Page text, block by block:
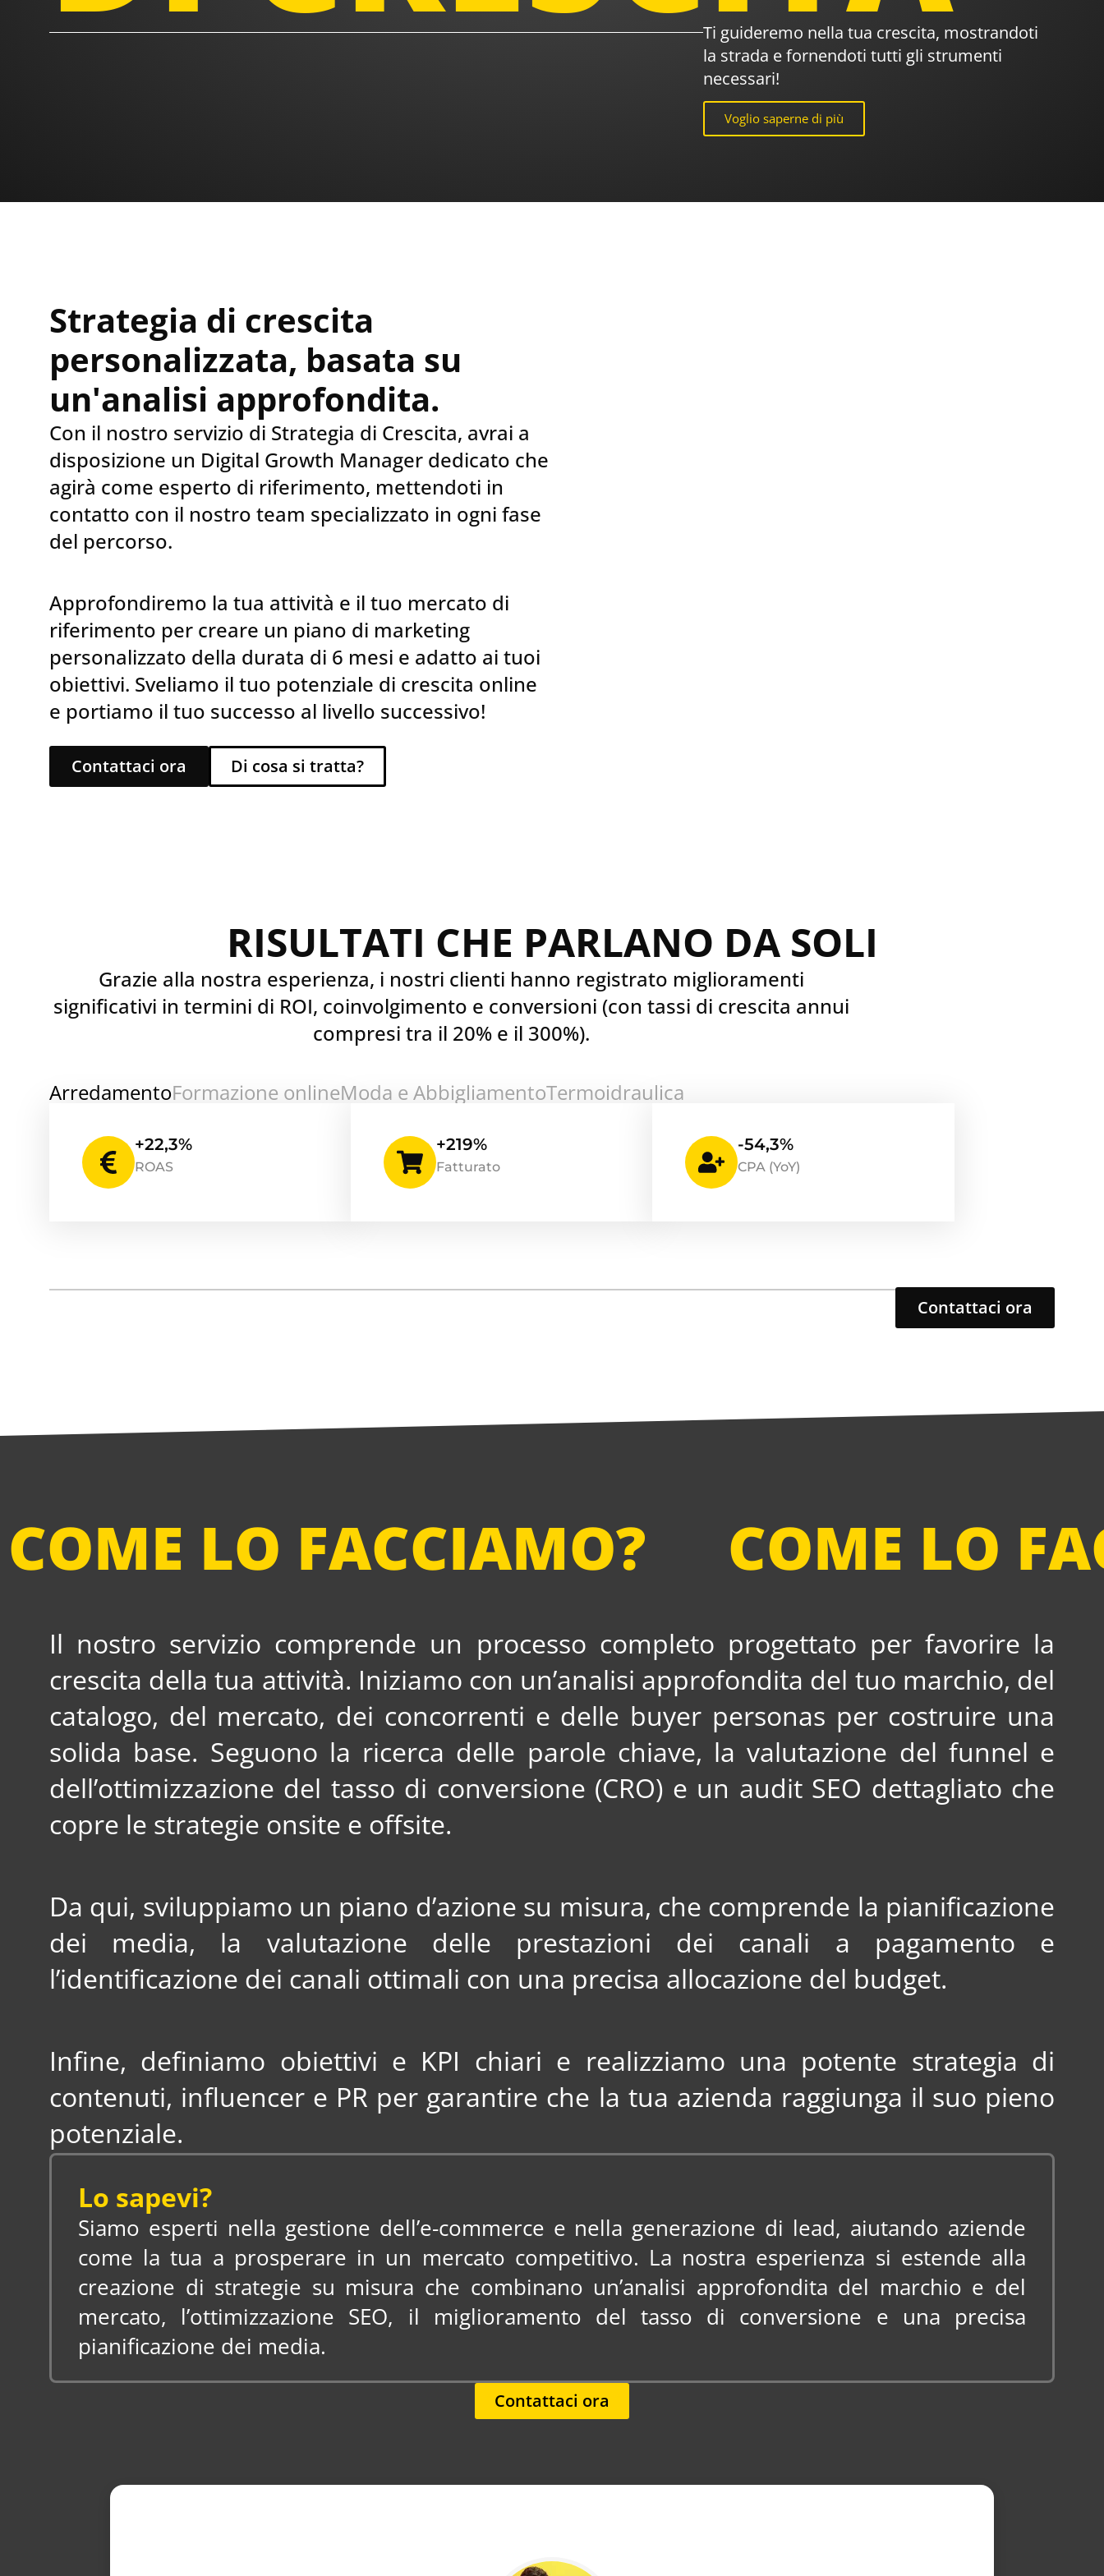
Ti guideremo nella tua crescita, mostrandoti
la strada e fornendoti tutti gli strumenti
necessari!
Voglio saperne di più
Strategia di crescita
personalizzata, basata su
un'analisi approfondita.
Con il nostro servizio di Strategia di Crescita, avrai a
disposizione un Digital Growth Manager dedicato che
agirà come esperto di riferimento, mettendoti in
contatto con il nostro team specializzato in ogni fase
del percorso.
Approfondiremo la tua attività e il tuo mercato di
riferimento per creare un piano di marketing
personalizzato della durata di 6 mesi e adatto ai tuoi
obiettivi. Sveliamo il tuo potenziale di crescita online
e portiamo il tuo successo al livello successivo!
Contattaci ora Di cosa si tratta?
RISULTATI CHE PARLANO DA SOLI
Grazie alla nostra esperienza, i nostri clienti hanno registrato miglioramenti
significativi in termini di ROI, coinvolgimento e conversioni (con tassi di crescita annui
compresi tra il 20% e il 300%).
ArredamentoFormazione onlineModa e AbbigliamentoTermoidraulica
+22,3%
ROAS
+219%
Fatturato
-54,3%
CPA (YoY)
Contattaci ora
COME LO FACCIAMO? COME LO
Il nostro servizio comprende un processo completo progettato per favorire la
crescita della tua attività. Iniziamo con un’analisi approfondita del tuo marchio, del
catalogo, del mercato, dei concorrenti e delle buyer personas per costruire una
solida base. Seguono la ricerca delle parole chiave, la valutazione del funnel e
dell’ottimizzazione del tasso di conversione (CRO) e un audit SEO dettagliato che
copre le strategie onsite e offsite.
Da qui, sviluppiamo un piano d’azione su misura, che comprende la pianificazione
dei media, la valutazione delle prestazioni dei canali a pagamento e
l’identificazione dei canali ottimali con una precisa allocazione del budget.
Infine, definiamo obiettivi e KPI chiari e realizziamo una potente strategia di
contenuti, influencer e PR per garantire che la tua azienda raggiunga il suo pieno
potenziale.
Lo sapevi?
Siamo esperti nella gestione dell’e-commerce e nella generazione di lead, aiutando aziende
come la tua a prosperare in un mercato competitivo. La nostra esperienza si estende alla
creazione di strategie su misura che combinano un’analisi approfondita del marchio e del
mercato, l’ottimizzazione SEO, il miglioramento del tasso di conversione e una precisa
pianificazione dei media.
Contattaci ora
collaborare con alcune delle piattaforme più rispettate del settore,
Queste collaborazioni riflettono il nostro costante impegno a fornire
l’eccellenza e a rimanere all’avanguardia nell’innovazione digitale.
Antonio Tresca
Giovanni Tresca